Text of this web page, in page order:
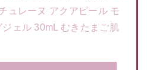
レーヌ アクアピール モ
ェル 30mL むきたまご肌